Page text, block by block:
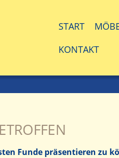
START
KONTAKT
Funde präsentieren zu